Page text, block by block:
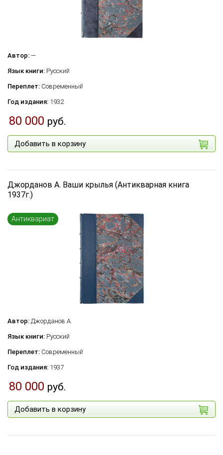
по году издания
по дате поступления (новинки)
Автор: —
Язык книги: Русский
Переплет: Современный
Год издания: 1932
80 000 руб.
Добавить в корзину
Джорданов А. Ваши крылья (Антикварная книга
1937г.)
Антиквариат
Автор: Джорданов А.
Язык книги: Русский
Переплет: Современный
Год издания: 1937
80 000 руб.
Добавить в корзину